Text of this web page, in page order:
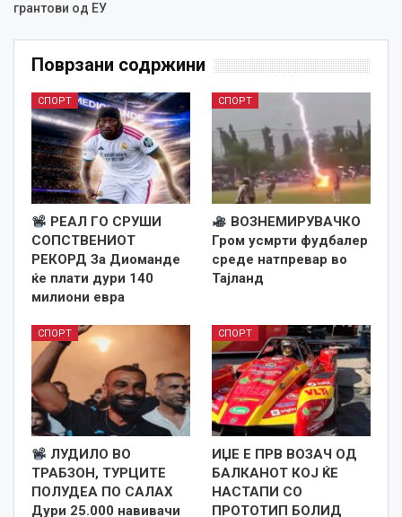
грантови од ЕУ
Поврзани содржини
СПОРТ
РЕАЛ ГО СРУШИ
СОПСТВЕНИОТ
РЕКОРД За Диоманде
ќе плати дури 140
милиони евра
СПОРТ
ВОЗНЕМИРУВАЧКО
Гром усмрти фудбалер
среде натпревар во
Тајланд
СПОРТ
ЛУДИЛО ВО
ТРАБЗОН, ТУРЦИТЕ
ПОЛУДЕА ПО САЛАХ
Дури 25.000 навивачи
СПОРТ
ИЏЕ Е ПРВ ВОЗАЧ ОД
БАЛКАНОТ КОЈ ЌЕ
НАСТАПИ СО
ПРОТОТИП БОЛИД